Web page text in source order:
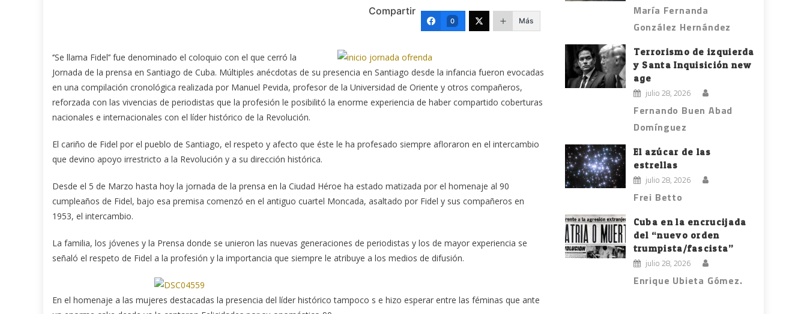
Compartir
0 Más
‘’Se llama Fidel’’ fue denominado el coloquio con el que cerró la
Jornada de la prensa en Santiago de Cuba. Múltiples anécdotas de su presencia en Santiago desde la infancia fueron evocadas
en una compilación cronológica realizada por Manuel Pevida, profesor de la Universidad de Oriente y otros compañeros,
reforzada con las vivencias de periodistas que la profesión le posibilitó la enorme experiencia de haber compartido coberturas
nacionales e internacionales con el líder histórico de la Revolución.
El cariño de Fidel por el pueblo de Santiago, el respeto y afecto que éste le ha profesado siempre afloraron en el intercambio
que devino apoyo irrestricto a la Revolución y a su dirección histórica.
Desde el 5 de Marzo hasta hoy la jornada de la prensa en la Ciudad Héroe ha estado matizada por el homenaje al 90
cumpleaños de Fidel, bajo esa premisa comenzó en el antiguo cuartel Moncada, asaltado por Fidel y sus compañeros en
1953, el intercambio.
La familia, los jóvenes y la Prensa donde se unieron las nuevas generaciones de periodistas y los de mayor experiencia se
señaló el respeto de Fidel a la profesión y la importancia que siempre le atribuye a los medios de difusión.
En el homenaje a las mujeres destacadas la presencia del líder histórico tampoco s e hizo esperar entre las féminas que ante
María Fernanda
González Hernández
Terrorismo de izquierda
y Santa Inquisición new
age
julio 28, 2026
Fernando Buen Abad
Domínguez
El azúcar de las
estrellas
julio 28, 2026
Frei Betto
Cuba en la encrucijada
del “nuevo orden
trumpista/fascista”
julio 28, 2026
Enrique Ubieta Gómez.